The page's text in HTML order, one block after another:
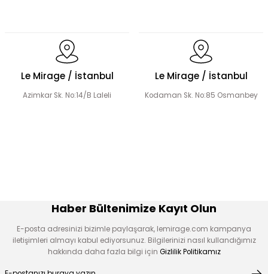
Desen Boncuk Nakışlı Elbise
Le Mirage / İstanbul
Azimkar Sk. No:14/B Laleli
Le Mirage / İstanbul
Kodaman Sk. No:85 Osmanbey
Haber Bültenimize Kayıt Olun
E-posta adresinizi bizimle paylaşarak, lemirage.com kampanya
iletişimleri almayı kabul ediyorsunuz. Bilgilerinizi nasıl kullandığımız
hakkında daha fazla bilgi için Gizlilik Politikamız